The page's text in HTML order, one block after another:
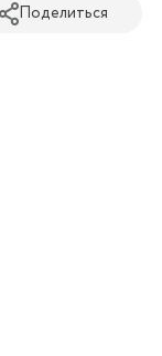
Поделиться